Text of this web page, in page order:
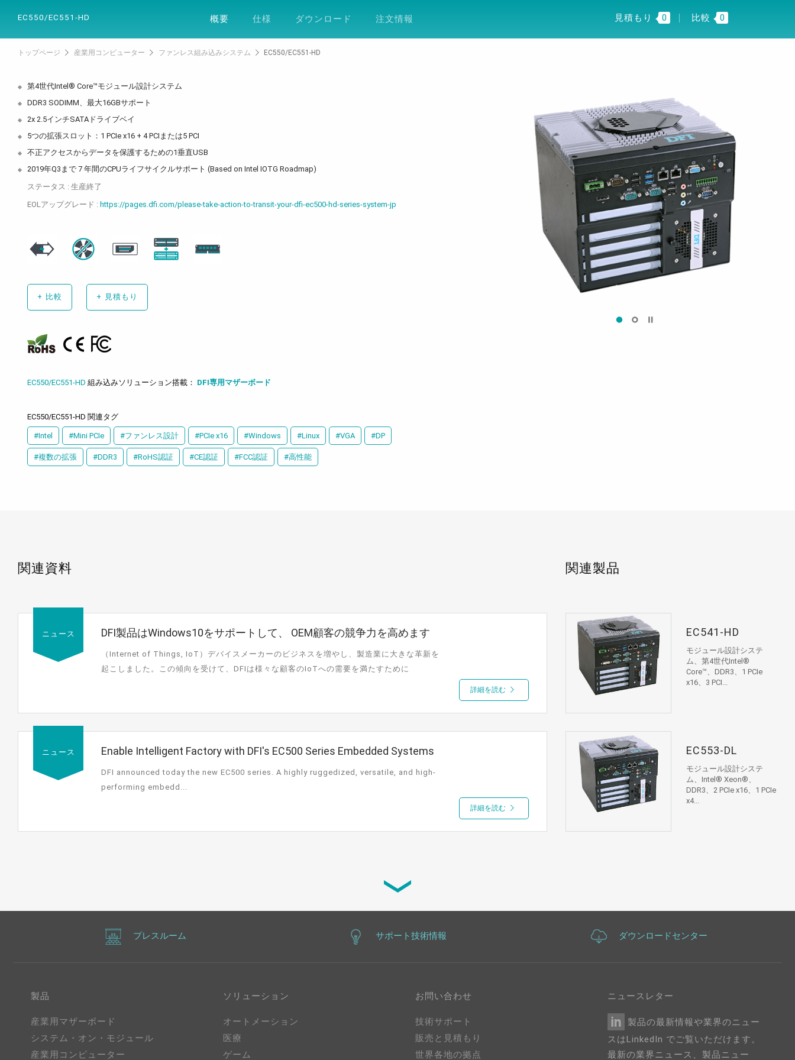
ソリューション サポート 会社案内
EC550/EC551-HD 概要 仕様 ダウンロード 注文情報 見積もり 0 比較 0
トップページ 産業用コンピューター ファンレス組み込みシステム EC550/EC551-HD
第4世代Intel® Core™モジュール設計システム
DDR3 SODIMM、最大16GBサポート
2x 2.5インチSATAドライブベイ
5つの拡張スロット：1 PCIe x16 + 4 PCIまたは5 PCI
不正アクセスからデータを保護するための1垂直USB
2019年Q3まで 7 年間のCPUライフサイクルサポート (Based on Intel IOTG Roadmap)
ステータス : 生産終了
EOLアップグレード : https://pages.dfi.com/please-take-action-to-transit-your-dfi-ec500-hd-series-system-jp
+ 比較 + 見積もり
EC550/EC551-HD 組み込みソリューション搭載： DFI専用マザーボード
EC550/EC551-HD 関連タグ
#Intel #Mini PCIe #ファンレス設計 #PCIe x16 #Windows #Linux #VGA #DP
#複数の拡張 #DDR3 #RoHS認証 #CE認証 #FCC認証 #高性能
関連資料
ニュース DFI製品はWindows10をサポートして、 OEM顧客の競争力を高めます
（Internet of Things, IoT）デバイスメーカーのビジネスを増やし、製造業に大きな革新を
起こしました。この傾向を受けて、DFIは様々な顧客のIoTへの需要を満たすために
詳細を読む
ニュース Enable Intelligent Factory with DFI's EC500 Series Embedded Systems
DFI announced today the new EC500 series. A highly ruggedized, versatile, and high-
performing embedd...
詳細を読む
DF today formally rollouts its complete product line of unparalleled compact-sized
関連製品
EC541-HD
モジュール設計システ
ム、第4世代Intel®
Core™、DDR3、1 PCIe
x16、3 PCI...
EC553-DL
モジュール設計システ
ム、Intel® Xeon®、
DDR3、2 PCIe x16、1 PCIe
x4...
プレスルーム サポート技術情報 ダウンロードセンター
製品
産業用マザーボード
システム・オン・モジュール
産業用コンピューター
ソリューション
オートメーション
医療
ゲーム
お問い合わせ
技術サポート
販売と見積もり
世界各地の拠点
ニュースレター
製品の最新情報や業界のニュー
スはLinkedIn でご覧いただけます。
最新の業界ニュース、製品ニュー